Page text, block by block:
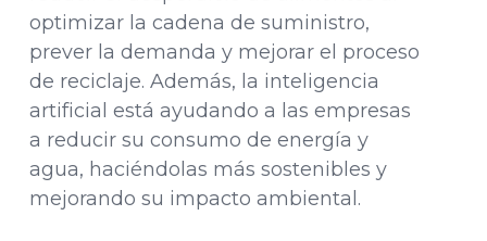
optimizar la cadena de suministro,
prever la demanda y mejorar el proceso
de reciclaje. Además, la inteligencia
artificial está ayudando a las empresas
a reducir su consumo de energía y
agua, haciéndolas más sostenibles y
mejorando su impacto ambiental.